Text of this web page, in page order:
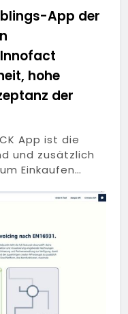
App der
hohe
der
App ist die
und zusätzlich
Einkaufen…